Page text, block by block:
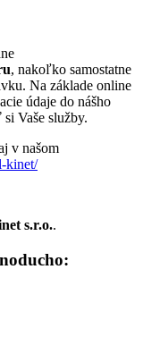
, nakoľko samostatne
Na základe online
údaje do nášho
Vaše služby.
v našom
kinet/
s.r.o..